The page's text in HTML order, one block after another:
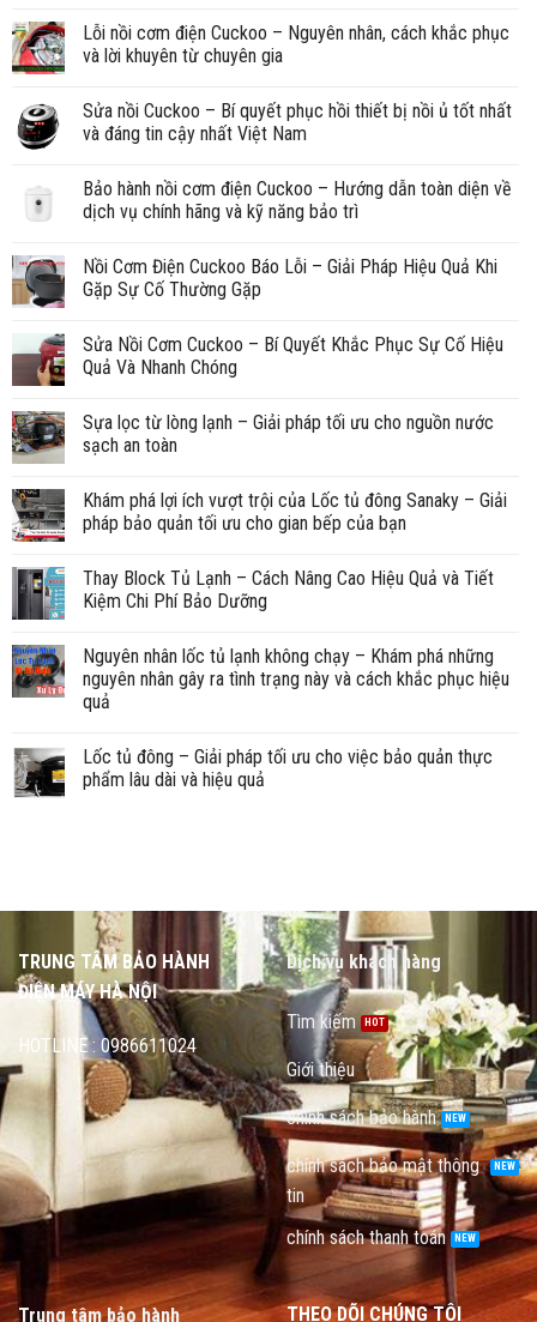
Lỗi nồi cơm điện Cuckoo – Nguyên nhân, cách khắc phục
và lời khuyên từ chuyên gia
Sửa nồi Cuckoo – Bí quyết phục hồi thiết bị nồi ủ tốt nhất
và đáng tin cậy nhất Việt Nam
Bảo hành nồi cơm điện Cuckoo – Hướng dẫn toàn diện về
dịch vụ chính hãng và kỹ năng bảo trì
Nồi Cơm Điện Cuckoo Báo Lỗi – Giải Pháp Hiệu Quả Khi
Gặp Sự Cố Thường Gặp
Sửa Nồi Cơm Cuckoo – Bí Quyết Khắc Phục Sự Cố Hiệu
Quả Và Nhanh Chóng
Sựa lọc từ lòng lạnh – Giải pháp tối ưu cho nguồn nước
sạch an toàn
Khám phá lợi ích vượt trội của Lốc tủ đông Sanaky – Giải
pháp bảo quản tối ưu cho gian bếp của bạn
Thay Block Tủ Lạnh – Cách Nâng Cao Hiệu Quả và Tiết
Kiệm Chi Phí Bảo Dưỡng
Nguyên nhân lốc tủ lạnh không chạy – Khám phá những
nguyên nhân gây ra tình trạng này và cách khắc phục hiệu
quả
Lốc tủ đông – Giải pháp tối ưu cho việc bảo quản thực
phẩm lâu dài và hiệu quả
TRUNG TÂM BẢO HÀNH
ĐIỆN MÁY HÀ NỘI
HOTLINE : 0986611024
Dịch vụ khách hàng
Tìm kiếm
Giới thiệu
chính sách bảo hành
chính sách bảo mật thông
tin
chính sách thanh toán
Trung tâm bảo hành THEO DÕI CHÚNG TÔI